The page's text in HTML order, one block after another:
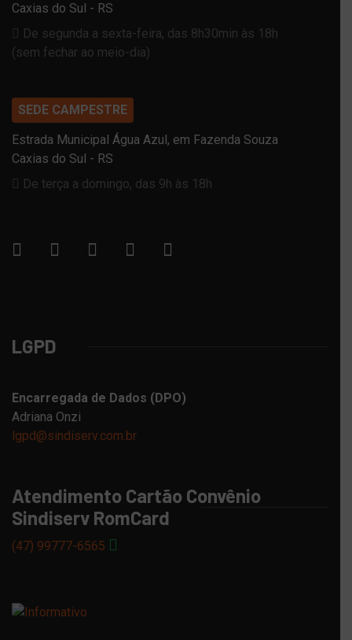
Caxias do Sul - RS
De segunda a sexta-feira, das 8h30min às 18h
(sem fechar ao meio-dia)
SEDE CAMPESTRE
Estrada Municipal Água Azul, em Fazenda Souza
Caxias do Sul - RS
De terça a domingo, das 9h às 18h
LGPD
Encarregada de Dados (DPO)
Adriana Onzi
lgpd@sindiserv.com.br
Atendimento Cartão Convênio
Sindiserv RomCard
(47) 99777-6565